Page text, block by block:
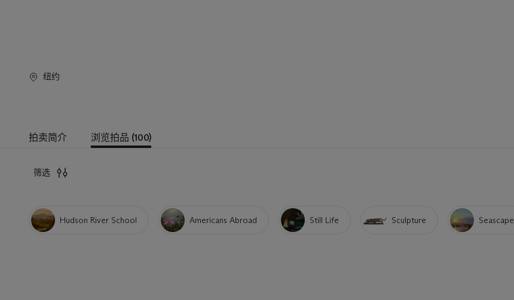
纽约
拍卖简介 浏览拍品 (100)
筛选
Hudson River School Americans Abroad Still Life Sculpture Seascape